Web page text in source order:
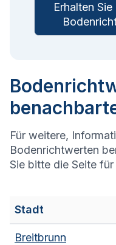
Erhalten
Für weitere,
Bodenrichtwerten
Sie bitte die Seite für
Stadt
Breitbrunn